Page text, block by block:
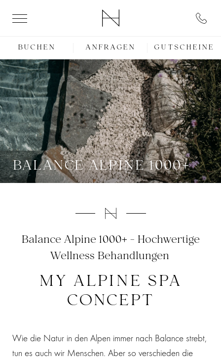
BUCHEN ANFRAGEN GUTSCHEINE
BALANCE ALPINE 1000+
MY ALPINE SPA
CONCEPT
Balance Alpine 1000+ - Hochwertige
Wellness Behandlungen
Wie die Natur in den Alpen immer nach Balance strebt,
tun es auch wir Menschen. Aber so verschieden die